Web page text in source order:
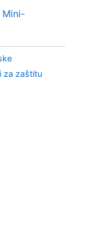
Mini-
za zaštitu